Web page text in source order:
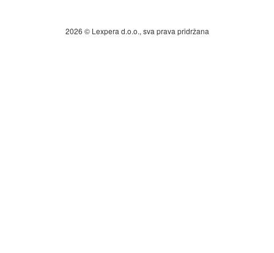
2026 © Lexpera d.o.o., sva prava pridržana